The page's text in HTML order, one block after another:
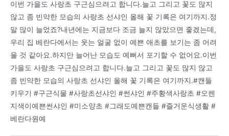
이번 가을도 사랑초 구근심으려고 합니다.늘고 그리고 꽃도 많지
않고 좀 빈약한 모습의 사랑초 선샤인 올해 꽃 기록은 여기까지.정
말 많이 늘었죠?내년에는 지금보다 조금 늘지 않았으면 좋겠는데,
우리 집 베란다에서는 웃는 얼굴 없이 예쁜 애초를 보기는 좀 어려
울 것 같아요.하지만 늘어난 모습도 예뻐서 포기할 수 없어요.이번
가을도 사랑초 구근심으려고 합니다.늘고 그리고 꽃도 많지 않고
좀 빈약한 모습의 사랑초 선샤인 올해 꽃 기록은 여기까지.#캔들
키우기 #구근식물 #사랑초선샤인 #썬샤인 #주황색사랑초 #오렌
지색이예쁜썬샤인 #미소양초 #그래도예쁜캔들 #즐거운식생활 #
베란다원예